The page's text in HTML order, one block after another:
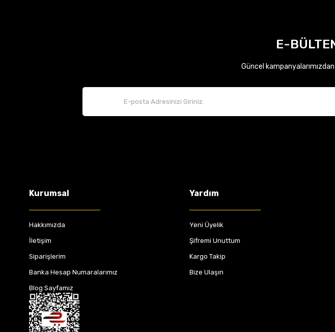
E-
Güncel
Kurumsal
Hakkımızda
İletişim
Siparişlerim
Banka Hesap Numaralarımız
Blog Sayfamız
Yardım
Yeni Üyelik
Şifremi Unuttum
Kargo Takip
Bize Ulaşın